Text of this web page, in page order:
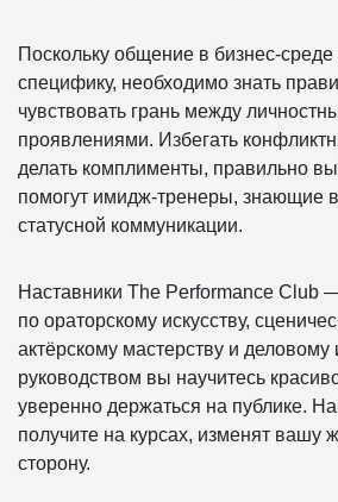
Поскольку общение в бизнес-
специфику, необходимо знать
чувствовать грань между
проявлениями. Избегать
делать комплименты, правильно
помогут имидж-тренеры, знающие
статусной коммуникации.
Наставники The Performance Сlub
по ораторскому искусству,
актёрскому мастерству и
руководством вы научитесь
уверенно держаться на публике.
получите на курсах, изменят вашу
сторону.